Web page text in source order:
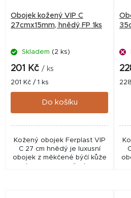
Obojek kožený VIP C
27cmx15mm, hnědý FP 1ks
Skladem (2 ks)
201 Kč / ks
Měrná
cena:
201 Kč / 1 ks
Do košíku
Kožený obojek Ferplast VIP
C 27 cm hnědý je luxusní
obojek z měkčené býčí kůže
s chromovanou přezkou a